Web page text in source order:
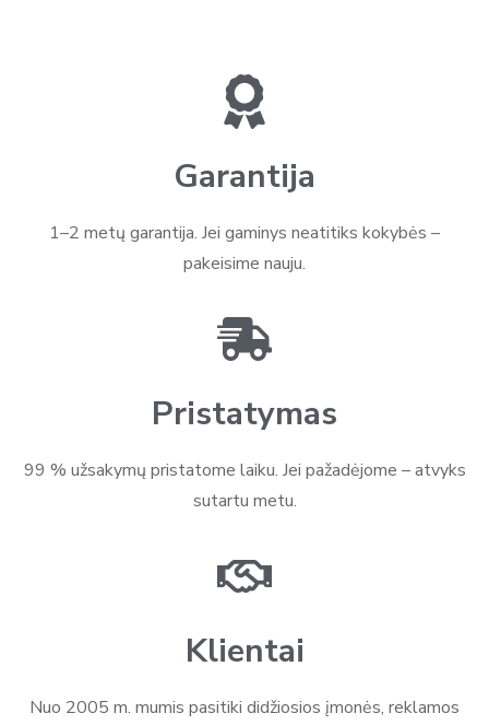
Garantija
1–2 metų garantija. Jei gaminys neatitiks kokybės –
pakeisime nauju.
Pristatymas
99 % užsakymų pristatome laiku. Jei pažadėjome – atvyks
sutartu metu.
Klientai
Nuo 2005 m. mumis pasitiki didžiosios įmonės, reklamos